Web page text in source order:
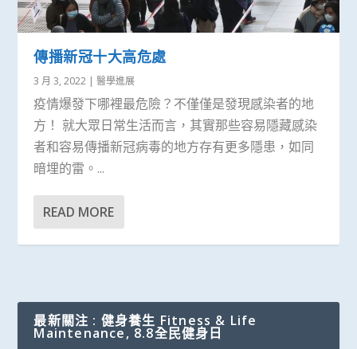
傳播新冠十大高危處
3 月 3, 2022 |醫學進展
疫情爆發下哪裡最危險？不僅僅是發現感染者的地
方！ 就大眾日常生活而言，其實那些容易隱藏感染
者和容易傳播新冠病毒的地方存有更多隱患，如同
暗埋的雷。...
READ MORE
最新關注 : 健身養生 Fitness & Life
Maintenance, 8.8全民健身日